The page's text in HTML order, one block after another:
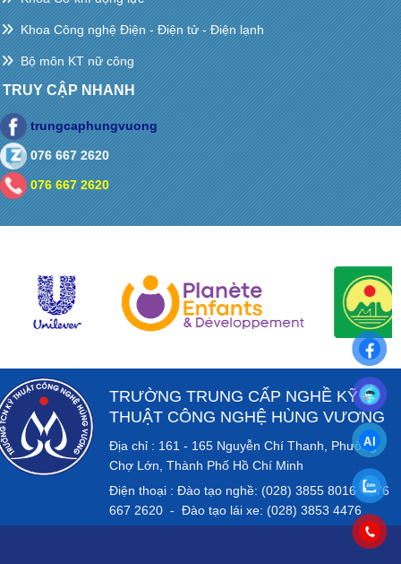
Khoa Công nghệ Điện - Điện tử - Điện lạnh
Bộ môn KT nữ công
TRUY CẬP NHANH
trungcaphungvuong
076 667 2620
076 667 2620
TRƯỜNG TRUNG CẤP NGHỀ KỸ
THUẬT CÔNG NGHỆ HÙNG VƯƠNG
Địa chỉ : 161 - 165 Nguyễn Chí Thanh, Phường
Chợ Lớn, Thành Phố Hồ Chí Minh
Điện thoại : Đào tạo nghề: (028) 3855 8016 - 076
667 2620 - Đào tạo lái xe: (028) 3853 4476